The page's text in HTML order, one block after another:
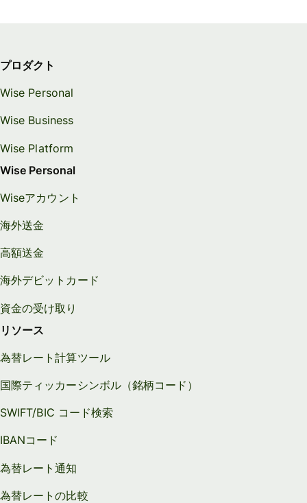
プロダクト
Wise Personal
Wise Business
Wise Platform
Wise Personal
Wiseアカウント
海外送金
高額送金
海外デビットカード
資金の受け取り
リソース
為替レート計算ツール
国際ティッカーシンボル（銘柄コード）
SWIFT/BIC コード検索
IBANコード
為替レート通知
為替レートの比較